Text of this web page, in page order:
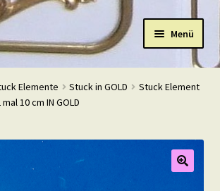
Menü
Elemente Stuck in GOLD
Stuck Element
10 cm IN GOLD